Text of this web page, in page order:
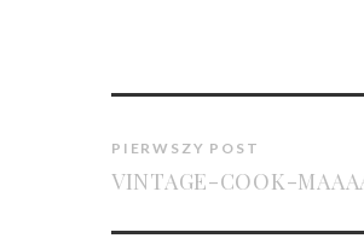
PIERWSZY POST
VINTAGE-COOK-